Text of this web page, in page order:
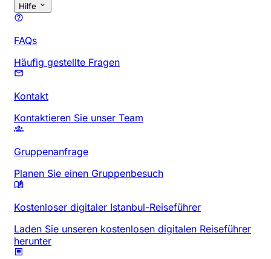
Hilfe
FAQs
Häufig gestellte Fragen
Kontakt
Kontaktieren Sie unser Team
Gruppenanfrage
Planen Sie einen Gruppenbesuch
Kostenloser digitaler Istanbul-Reiseführer
Laden Sie unseren kostenlosen digitalen Reiseführer
herunter